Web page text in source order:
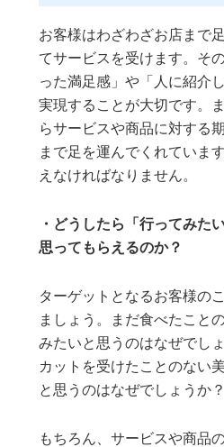
お客様はわざわざお店まで
てサービスを受けます。そ
った満足感」や「人に紹介
実現することが大切です。
らサービスや商品に対する
まで足を運んでくれていま
えなければなりません。
・どうしたら「行ってみた
思ってもらえるのか？
ターゲットとなるお客様の
ましょう。まだ食べたこと
みたいと思うのはなぜでし
カットを受けたことのない
と思うのはなぜでしょうか？
もちろん、サービスや商品